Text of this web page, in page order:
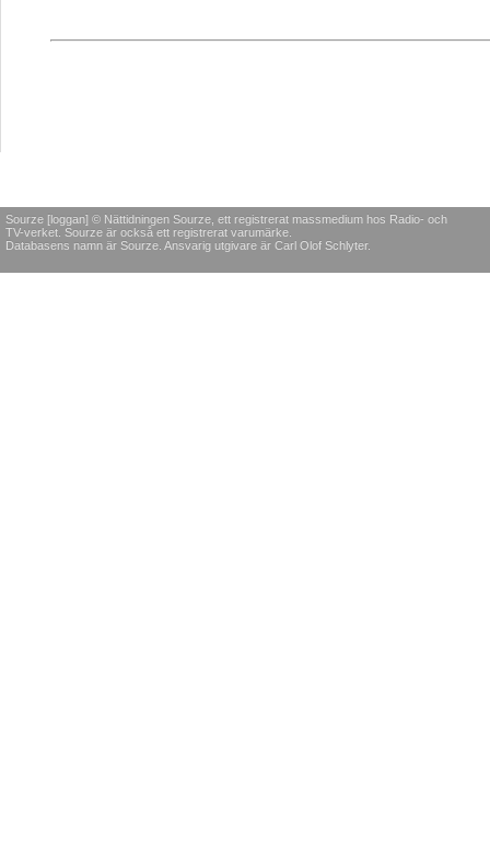
Sourze [loggan] © Nättidningen Sourze, ett registrerat massmedium hos Radio- och
TV-verket. Sourze är också ett registrerat varumärke.
Databasens namn är Sourze. Ansvarig utgivare är Carl Olof Schlyter.